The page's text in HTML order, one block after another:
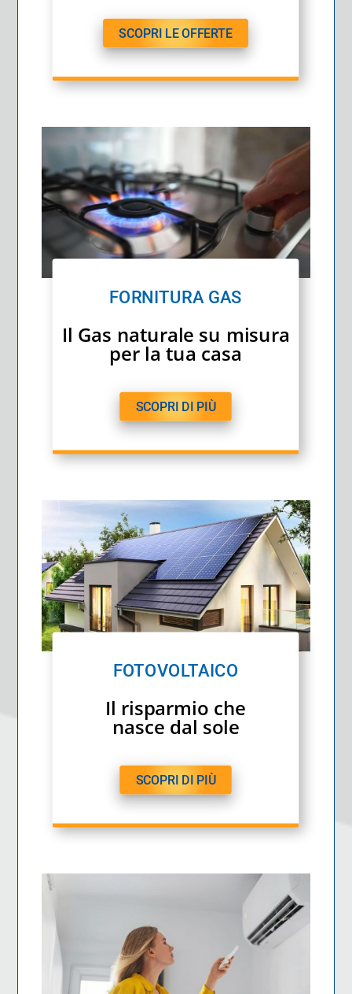
SCOPRI LE OFFERTE
FORNITURA GAS
Il Gas naturale su misura
per la tua casa
SCOPRI DI PIÙ
FOTOVOLTAICO
Il risparmio che
nasce dal sole
SCOPRI DI PIÙ